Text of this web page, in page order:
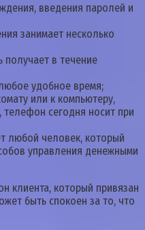
введения паролей и
занимает несколько
в течение
удобное время;
или к компьютеру,
сегодня носит при
любой человек, который
управления денежными
клиента, который привязан
быть спокоен за то, что